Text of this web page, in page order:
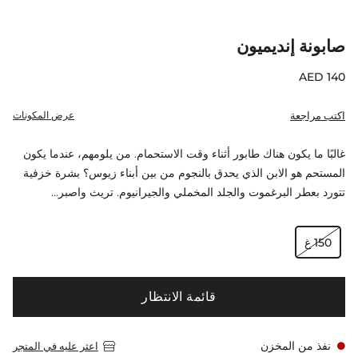
صابونة إنديميون
اكتب مراجعة عرض المكونات
غالبًا ما يكون هناك طابور أثناء وقت الاستحمام. من يلومهم، عندما يكون
المستحم هو الابن الذي يحدق بالنجوم من بين أبناء زيوس؟ بشرة خزفية
تتورد بعطر البرغموت والجلد المخملي والجيرانيوم. تريث واصبر…
150 غ
قائمة الانتظار
نفذ من المخزن اعثر عليه في المتجر